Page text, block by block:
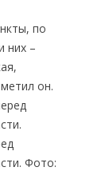
по
них –
он.
Фото: